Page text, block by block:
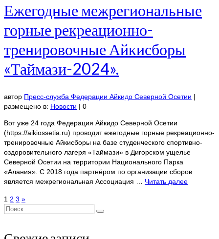
Ежегодные межрегиональные
горные рекреационно-
тренировочные Айкисборы
«Таймази-2024».
автор Пресс-служба Федерации Айкидо Северной Осетии |
размещено в: Новости | 0
Вот уже 24 года Федерация Айкидо Северной Осетии
(https://aikiossetia.ru) проводит ежегодные горные рекреационно-
тренировочные Айкисборы на базе студенческого спортивно-
оздоровительного лагеря «Таймази» в Дигорском ущелье
Северной Осетии на территории Национального Парка
«Алания». С 2018 года партнёром по организации сборов
является межрегиональная Ассоциация … Читать далее
Пагинация
1 2 3 »
Поиск: